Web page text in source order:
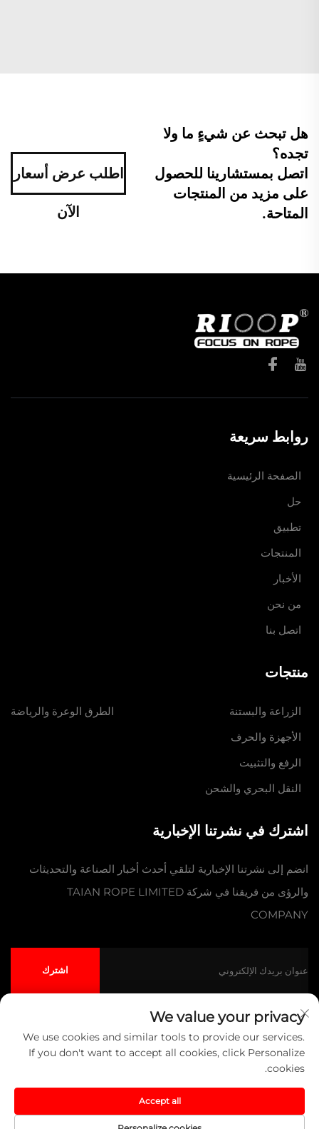
هل تبحث عن شيءٍ ما ولا
تجده؟
اتصل بمستشارينا للحصول
على مزيد من المنتجات
المتاحة.
اطلب عرض أسعار
الآن
روابط سريعة
الصفحة الرئيسية
حل
تطبيق
المنتجات
الأخبار
من نحن
اتصل بنا
منتجات
الزراعة والبستنة
الأجهزة والحرف
الرفع والتثبيت
النقل البحري والشحن
الطرق الوعرة والرياضة
اشترك في نشرتنا الإخبارية
انضم إلى نشرتنا الإخبارية لتلقي أحدث أخبار الصناعة والتحديثات
والرؤى من فريقنا في شركة TAIAN ROPE LIMITED
COMPANY
اشترك
حقوق النشر © شركة تايآن للحبال المحدودة جميع الحقوق محفوظةسياسة
الخصوصية
المدونة
انقر لأعلى
We value your privacy
We use cookies and similar tools to provide our services.
If you don't want to accept all cookies, click Personalize
cookies.
Accept all